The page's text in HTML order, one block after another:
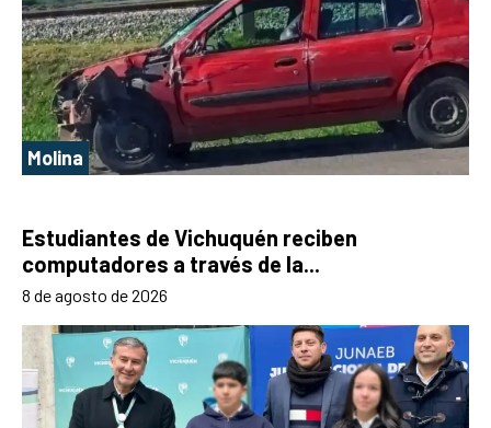
Molina
Estudiantes de Vichuquén reciben
computadores a través de la...
8 de agosto de 2026